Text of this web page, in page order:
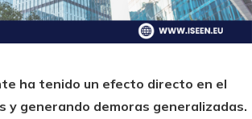
ha tenido un efecto directo en el
y generando demoras generalizadas.